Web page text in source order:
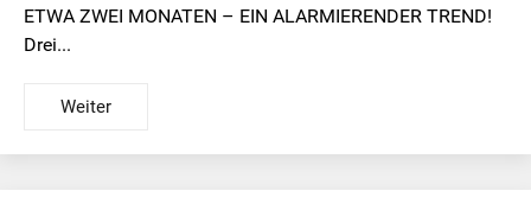
ETWA ZWEI MONATEN – EIN ALARMIERENDER TREND!
Drei...
Weiter